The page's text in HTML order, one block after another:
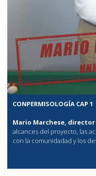
CONPERMISOLOGÍA CAP 1
Mario Marchese, director
alcances del proyecto, las
con la comunidadad y los